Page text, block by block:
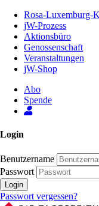
Inhalt
Seite
Rosa-Luxemburg-
jW-Prozess
Aktionsbüro
Genossenschaft
Veranstaltungen
jW-Shop
Abo
Spende
Login
Benutzername
Passwort
Login
Passwort vergessen?